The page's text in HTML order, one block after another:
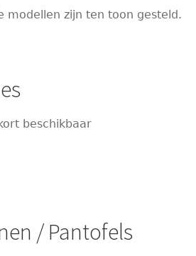
modellen zijn ten toon gesteld.
beschikbaar
/ Pantofels